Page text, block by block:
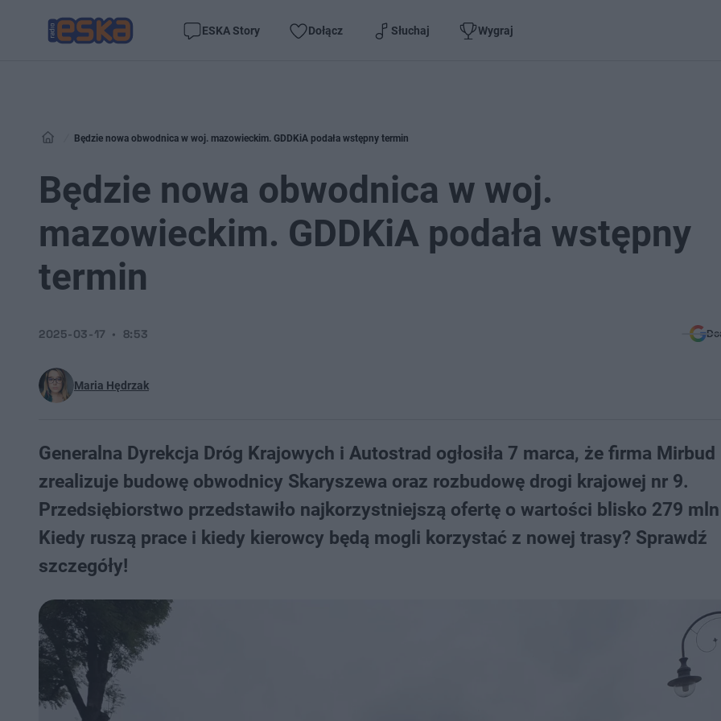
ESKA Story Dołącz Słuchaj Wygraj
Będzie nowa obwodnica w woj. mazowieckim. GDDKiA podała wstępny termin
Będzie nowa obwodnica w woj.
mazowieckim. GDDKiA podała wstępny
termin
Maria Hędrzak
2025-03-17 8:53
Generalna Dyrekcja Dróg Krajowych i Autostrad ogłosiła 7 marca, że firma Mirbud
zrealizuje budowę obwodnicy Skaryszewa oraz rozbudowę drogi krajowej nr 9.
Przedsiębiorstwo przedstawiło najkorzystniejszą ofertę o wartości blisko 279 mln
Kiedy ruszą prace i kiedy kierowcy będą mogli korzystać z nowej trasy? Sprawdź
szczegóły!